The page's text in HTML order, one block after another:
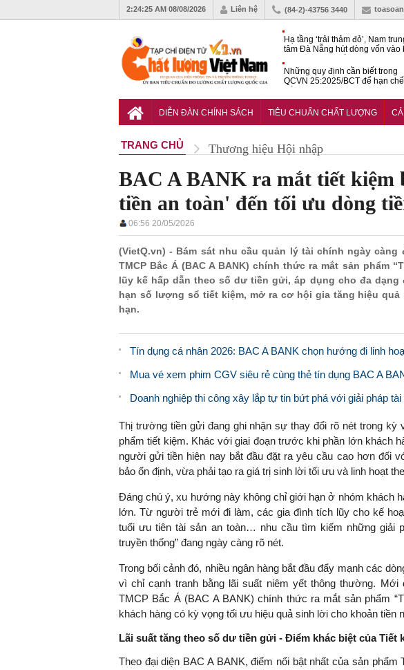
2:24:26 AM 08/08/2026 Liên hệ (84-2)-43756 3440
Hạ tầng ‘trải thảm đỏ’, Nam
tâm Đà Nẵng hút dòng vốn vào
Những quy định cần biết trong
QCVN 25:2025/BCT để hạn
Học giả, chuyên gia cùng tìm lời
DIỄN ĐÀN CHÍNH SÁCH TIÊU CHUẨN CHẤT LƯỢNG
TRANG CHỦ Thương hiệu Hội nhập
BAC A BANK ra mắt tiết kiệm
tiền an toàn' đến tối ưu dòng
06:56 20/05/2026
(VietQ.vn) - Bám sát nhu cầu quản lý tài chính ngày càng
TMCP Bắc Á (BAC A BANK) chính thức ra mắt sản phẩm
lũy kế hấp dẫn theo số dư tiền gửi, áp dụng cho đa
hạn số lượng sổ tiết kiệm, mở ra cơ hội gia tăng hiệu
hạn.
Tín dụng cá nhân 2026: BAC A BANK chọn hướng đi linh
Mua vé xem phim CGV siêu rẻ cùng thẻ tín dụng BAC A
Doanh nghiệp thi công xây lắp tự tin bứt phá với giải pháp
Thị trường tiền gửi đang ghi nhận sự thay đổi rõ nét trong kỳ
phẩm tiết kiệm. Khác với giai đoạn trước khi phần lớn khách
người gửi tiền hiện nay bắt đầu đặt ra yêu cầu cao hơn đối
bảo ổn định, vừa phải tạo ra giá trị sinh lời tối ưu và linh hoạt
Đáng chú ý, xu hướng này không chỉ giới hạn ở nhóm khách
lớn. Từ người trẻ mới đi làm, các gia đình tích lũy cho kế
tuổi ưu tiên tài sản an toàn… nhu cầu tìm kiếm những giải
truyền thống” đang ngày càng rõ nét.
Trong bối cảnh đó, nhiều ngân hàng bắt đầu đẩy mạnh các
vì chỉ cạnh tranh bằng lãi suất niêm yết thông thường. Mới
TMCP Bắc Á (BAC A BANK) chính thức ra mắt sản phẩm
khách hàng có kỳ vọng tối ưu hiệu quả sinh lời cho khoản tiền
Lãi suất tăng theo số dư tiền gửi - Điểm khác biệt của Tiết
Theo đại diện BAC A BANK, điểm nổi bật nhất của sản